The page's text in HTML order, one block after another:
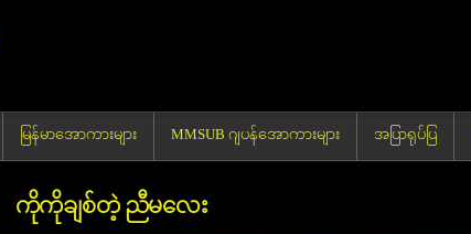
မြန်မာအောကားများ MMSUB ဂျပန်အောကားများ အပြာရုပ်ပြ
ကိုကိုချစ်တဲ့ ညီမလေး